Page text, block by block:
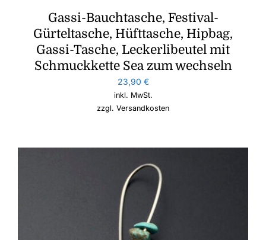
Gassi-Bauchtasche, Festival-
Gürteltasche, Hüfttasche, Hipbag,
Gassi-Tasche, Leckerlibeutel mit
Schmuckkette Sea zum wechseln
23,90 €
inkl. MwSt.
zzgl. Versandkosten